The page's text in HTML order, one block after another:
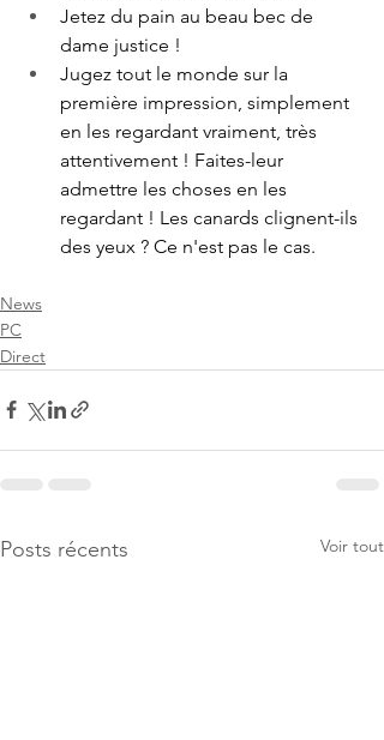
Jetez du pain au beau bec de
dame justice !
Jugez tout le monde sur la
première impression, simplement
en les regardant vraiment, très
attentivement ! Faites-leur
admettre les choses en les
regardant ! Les canards clignent-ils
des yeux ? Ce n'est pas le cas.
News
PC
Direct
Posts récents Voir tout